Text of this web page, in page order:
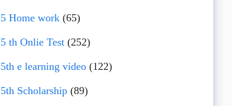
5 Home work(65)
5 th Onlie Test(252)
5th e learning video(122)
5th Scholarship(89)